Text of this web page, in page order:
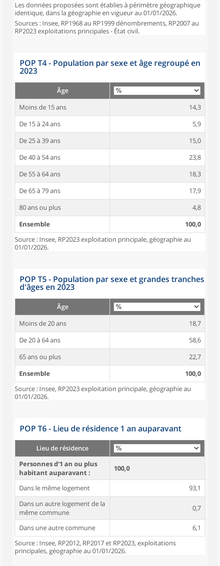
Les données proposées sont établies à périmètre géographique
identique, dans la géographie en vigueur au 01/01/2026.
Sources : Insee, RP1968 au RP1999 dénombrements, RP2007 au
RP2023 exploitations principales - État civil.
POP T4 - Population par sexe et âge regroupé en
2023
Âge
Moins de 15 ans
14,3
De 15 à 24 ans
5,9
De 25 à 39 ans
15,0
De 40 à 54 ans
23,8
De 55 à 64 ans
18,3
De 65 à 79 ans
17,9
80 ans ou plus
4,8
Ensemble
100,0
Source : Insee, RP2023 exploitation principale, géographie au
01/01/2026.
POP T5 - Population par sexe et grandes tranches
d'âges en 2023
Âge
Moins de 20 ans
18,7
De 20 à 64 ans
58,6
65 ans ou plus
22,7
Ensemble
100,0
Source : Insee, RP2023 exploitation principale, géographie au
01/01/2026.
POP T6 - Lieu de résidence 1 an auparavant
Lieu de résidence
Personnes d'1 an ou plus
habitant auparavant :
100,0
Dans le même logement
93,1
Dans un autre logement de la
même commune
0,7
Dans une autre commune
6,1
Source : Insee, RP2012, RP2017 et RP2023, exploitations
principales, géographie au 01/01/2026.